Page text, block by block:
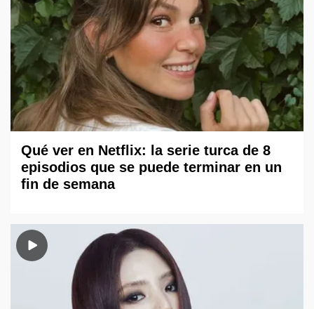
Qué ver en Netflix: la serie turca de 8
episodios que se puede terminar en un
fin de semana